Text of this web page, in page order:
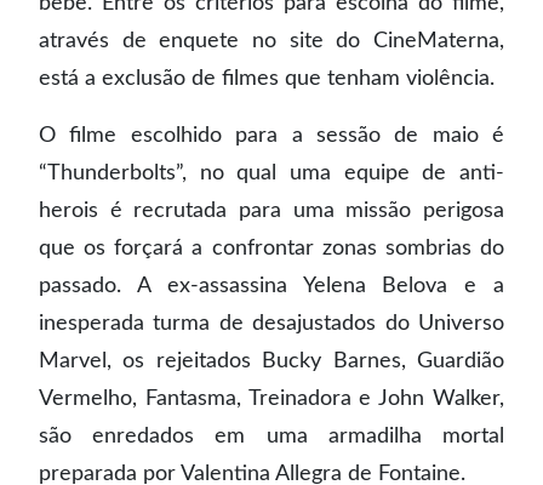
através de enquete no site do CineMaterna,
está a exclusão de filmes que tenham violência.
O filme escolhido para a sessão de maio é
“Thunderbolts”, no qual uma equipe de anti-
herois é recrutada para uma missão perigosa
que os forçará a confrontar zonas sombrias do
passado. A ex-assassina Yelena Belova e a
inesperada turma de desajustados do Universo
Marvel, os rejeitados Bucky Barnes, Guardião
Vermelho, Fantasma, Treinadora e John Walker,
são enredados em uma armadilha mortal
preparada por Valentina Allegra de Fontaine.